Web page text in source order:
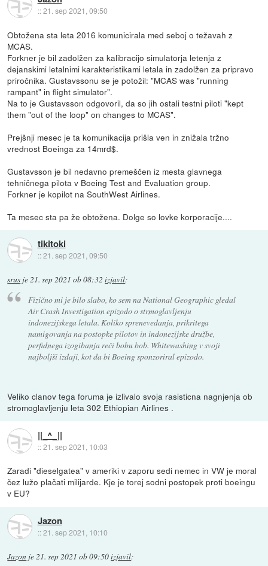
::21. sep 2021, 09:50
Obtožena sta leta 2016 komunicirala med seboj o težavah z
MCAS.
Forkner je bil zadolžen za kalibracijo simulatorja letenja z
dejanskimi letalnimi karakteristikami letala in zadolžen za pripravo
priročnika. Gustavssonu se je potožil: "MCAS was "running
rampant" in flight simulator".
Na to je Gustavsson odgovoril, da so jih ostali testni piloti "kept
them "out of the loop" on changes to MCAS".
Prejšnji mesec je ta komunikacija prišla ven in znižala tržno
vrednost Boeinga za 14mrd$.
Gustavsson je bil nedavno premeščen iz mesta glavnega
tehničnega pilota v Boeing Test and Evaluation group.
Forkner je kopilot na SouthWest Airlines.
Ta mesec sta pa že obtožena. Dolge so lovke korporacije....
tikitoki
::21. sep 2021, 09:50
srus je21. sep 2021 ob 08:32 izjavil:
Fizično mi je bilo slabo, ko sem na National Geographic gledal
Air Crash Investigation epizodo o strmoglavljenju
indonezijskega letala. Koliko sprenevedanja, prikritega
namigovanja na postopke pilotov in indonezijske družbe,
perfidnega izogibanja reči bobu bob. Whitewashing v svoji
najboljši izdaji, kot da bi Boeing sponzoriral epizodo.
Veliko clanov tega foruma je izlivalo svoja rasisticna nagnjenja ob
stromoglavljenju leta 302 Ethiopian Airlines .
||_^_||
::21. sep 2021, 10:03
Zaradi "dieselgatea" v ameriki v zaporu sedi nemec in VW je moral
čez lužo plačati milijarde. Kje je torej sodni postopek proti boeingu
v EU?
Jazon
::21. sep 2021, 10:10
Jazon je 21. sep 2021 ob 09:50izjavil: